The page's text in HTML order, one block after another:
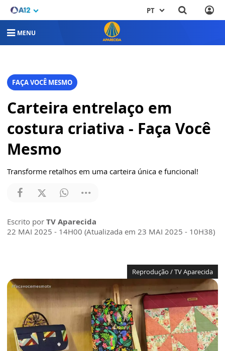
PT
MENU
FAÇA VOCÊ MESMO
Carteira entrelaço em
costura criativa - Faça Você
Mesmo
Transforme retalhos em uma carteira única e funcional!
Escrito por TV Aparecida
22 MAI 2025 - 14H00 (Atualizada em 23 MAI 2025 - 10H38)
Reprodução / TV Aparecida